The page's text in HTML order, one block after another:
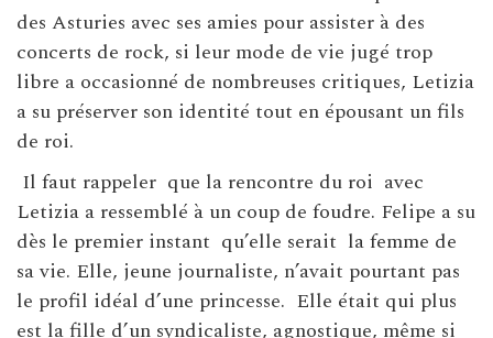
des Asturies avec ses amies pour assister à des
concerts de rock, si leur mode de vie jugé trop
libre a occasionné de nombreuses critiques, Letizia
a su préserver son identité tout en épousant un fils
de roi.
Il faut rappeler que la rencontre du roi avec
Letizia a ressemblé à un coup de foudre. Felipe a su
dès le premier instant qu’elle serait la femme de
sa vie. Elle, jeune journaliste, n’avait pourtant pas
le profil idéal d’une princesse. Elle était qui plus
est la fille d’un syndicaliste, agnostique, même si